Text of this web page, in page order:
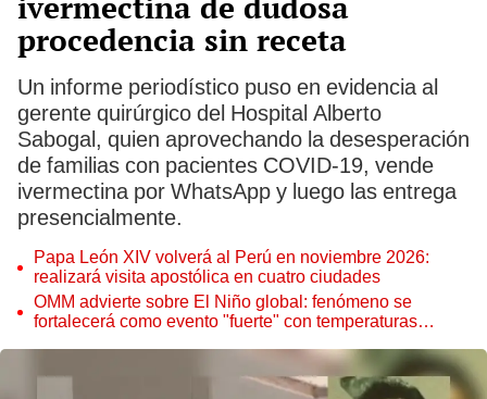
procedencia sin receta
Un informe periodístico puso en evidencia al
gerente quirúrgico del Hospital Alberto
Sabogal, quien aprovechando la desesperación
de familias con pacientes COVID-19, vende
ivermectina por WhatsApp y luego las entrega
presencialmente.
Papa León XIV volverá al Perú en noviembre 2026:
realizará visita apostólica en cuatro ciudades
OMM advierte sobre El Niño global: fenómeno se
fortalecerá como evento "fuerte" con temperaturas